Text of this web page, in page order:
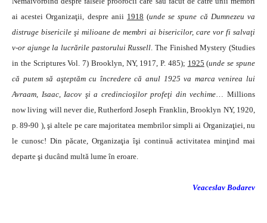
ai acestei Organizaţii, despre anii 1918 (unde se spune că Dumnezeu va
distruge bisericile şi milioane de membri ai bisericilor, care vor fi salvaţi
v-or ajunge la lucrările pastorului Russell. The Finished Mystery (Studies
in the Scriptures Vol. 7) Brooklyn, NY, 1917, P. 485); 1925 (unde se spune
că putem să aşteptăm cu încredere că anul 1925 va marca venirea lui
Avraam, Isaac, Iacov şi a credincioşilor profeţi din vechime… Millions
now living will never die, Rutherford Joseph Franklin, Brooklyn NY, 1920,
p. 89-90 ), şi altele pe care majoritatea membrilor simpli ai Organizaţiei, nu
le cunosc! Din păcate, Organizaţia îşi continuă activitatea minţind mai
departe şi ducând multă lume în eroare.
Veaceslav Bodarev